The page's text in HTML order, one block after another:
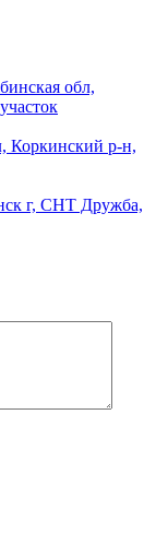
обл,
Коркинский р-н,
г, СНТ Дружба,